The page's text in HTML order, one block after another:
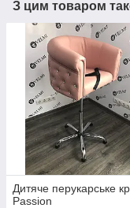
З цим товаром
Дитяче перукарське
Passion